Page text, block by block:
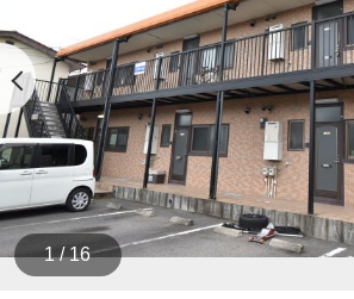
1 / 16